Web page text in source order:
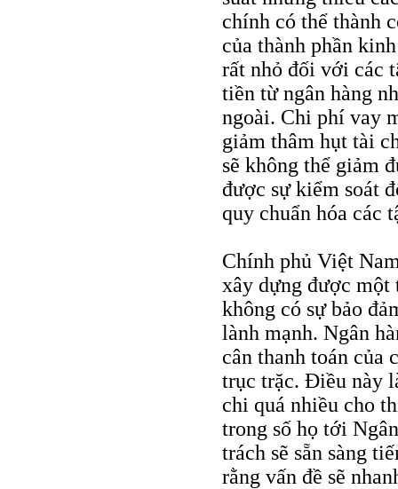
chính có thể thành
của thành phần
rất nhỏ đối với các
tiền từ ngân hàng
ngoài. Chi phí vay
giảm thâm hụt tài
sẽ không thể giảm
được sự kiểm soát
quy chuẩn hóa các
Chính phủ Việt
xây dựng được một
không có sự bảo
lành mạnh. Ngân
cân thanh toán của
trục trặc. Điều này
chi quá nhiều cho
trong số họ tới
trách sẽ sẵn sàng
rằng vấn đề sẽ